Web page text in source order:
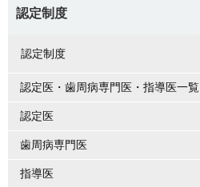
認定制度
認定制度
認定医・歯周病専門医・指導医一覧
認定医
歯周病専門医
指導医